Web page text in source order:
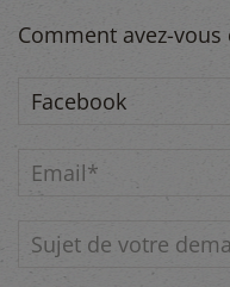
Comment avez-